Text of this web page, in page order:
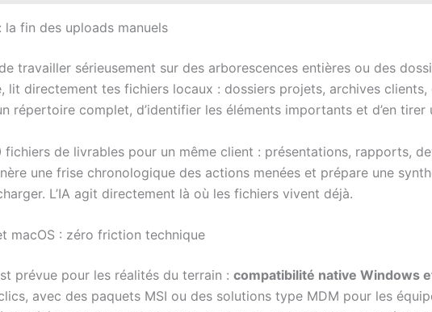
fin des uploads manuels
travailler sérieusement sur des arborescences entières ou des
lit directement tes fichiers locaux : dossiers projets, archives
répertoire complet, d’identifier les éléments importants et d’en tirer
de livrables pour un même client : présentations, rapports,
une frise chronologique des actions menées et prépare une
L’IA agit directement là où les fichiers vivent déjà.
macOS : zéro friction technique
prévue pour les réalités du terrain : compatibilité native Windows
avec des paquets MSI ou des solutions type MDM pour les